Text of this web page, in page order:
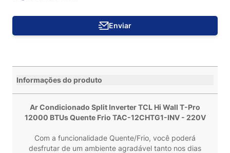
Enviar
Informações do produto
Ar Condicionado Split Inverter TCL Hi Wall T-Pro
12000 BTUs Quente Frio TAC-12CHTG1-INV - 220V
Com a funcionalidade Quente/Frio, você poderá
desfrutar de um ambiente agradável tanto nos dias